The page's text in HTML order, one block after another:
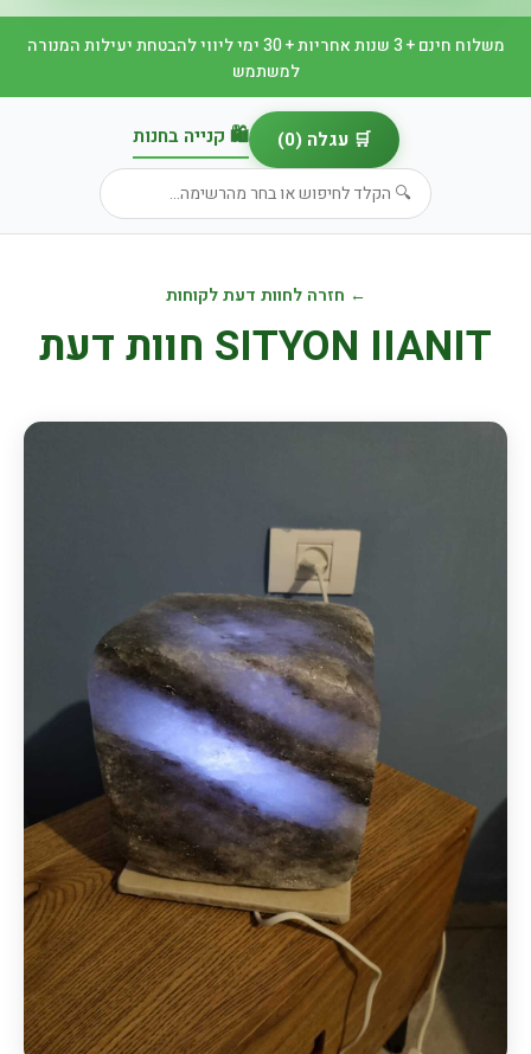
משלוח חינם + 3 שנות אחריות + 30 ימי ליווי להבטחת יעילות המנורה
למשתמש
🛒 עגלה (0
) 🛍️ קנייה בחנות
← חזרה לחוות דעת לקוחות
SITYON IIANIT חוות דעת